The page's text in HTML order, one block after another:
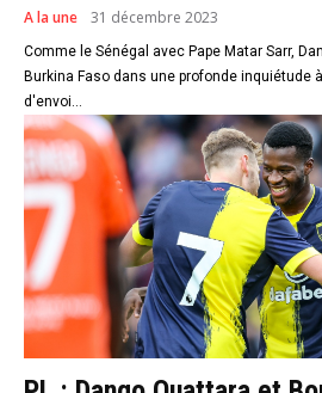
A la une 31 décembre 2023
Comme le Sénégal avec Pape Matar Sarr,
Burkina Faso dans une profonde inquiétude
d'envoi...